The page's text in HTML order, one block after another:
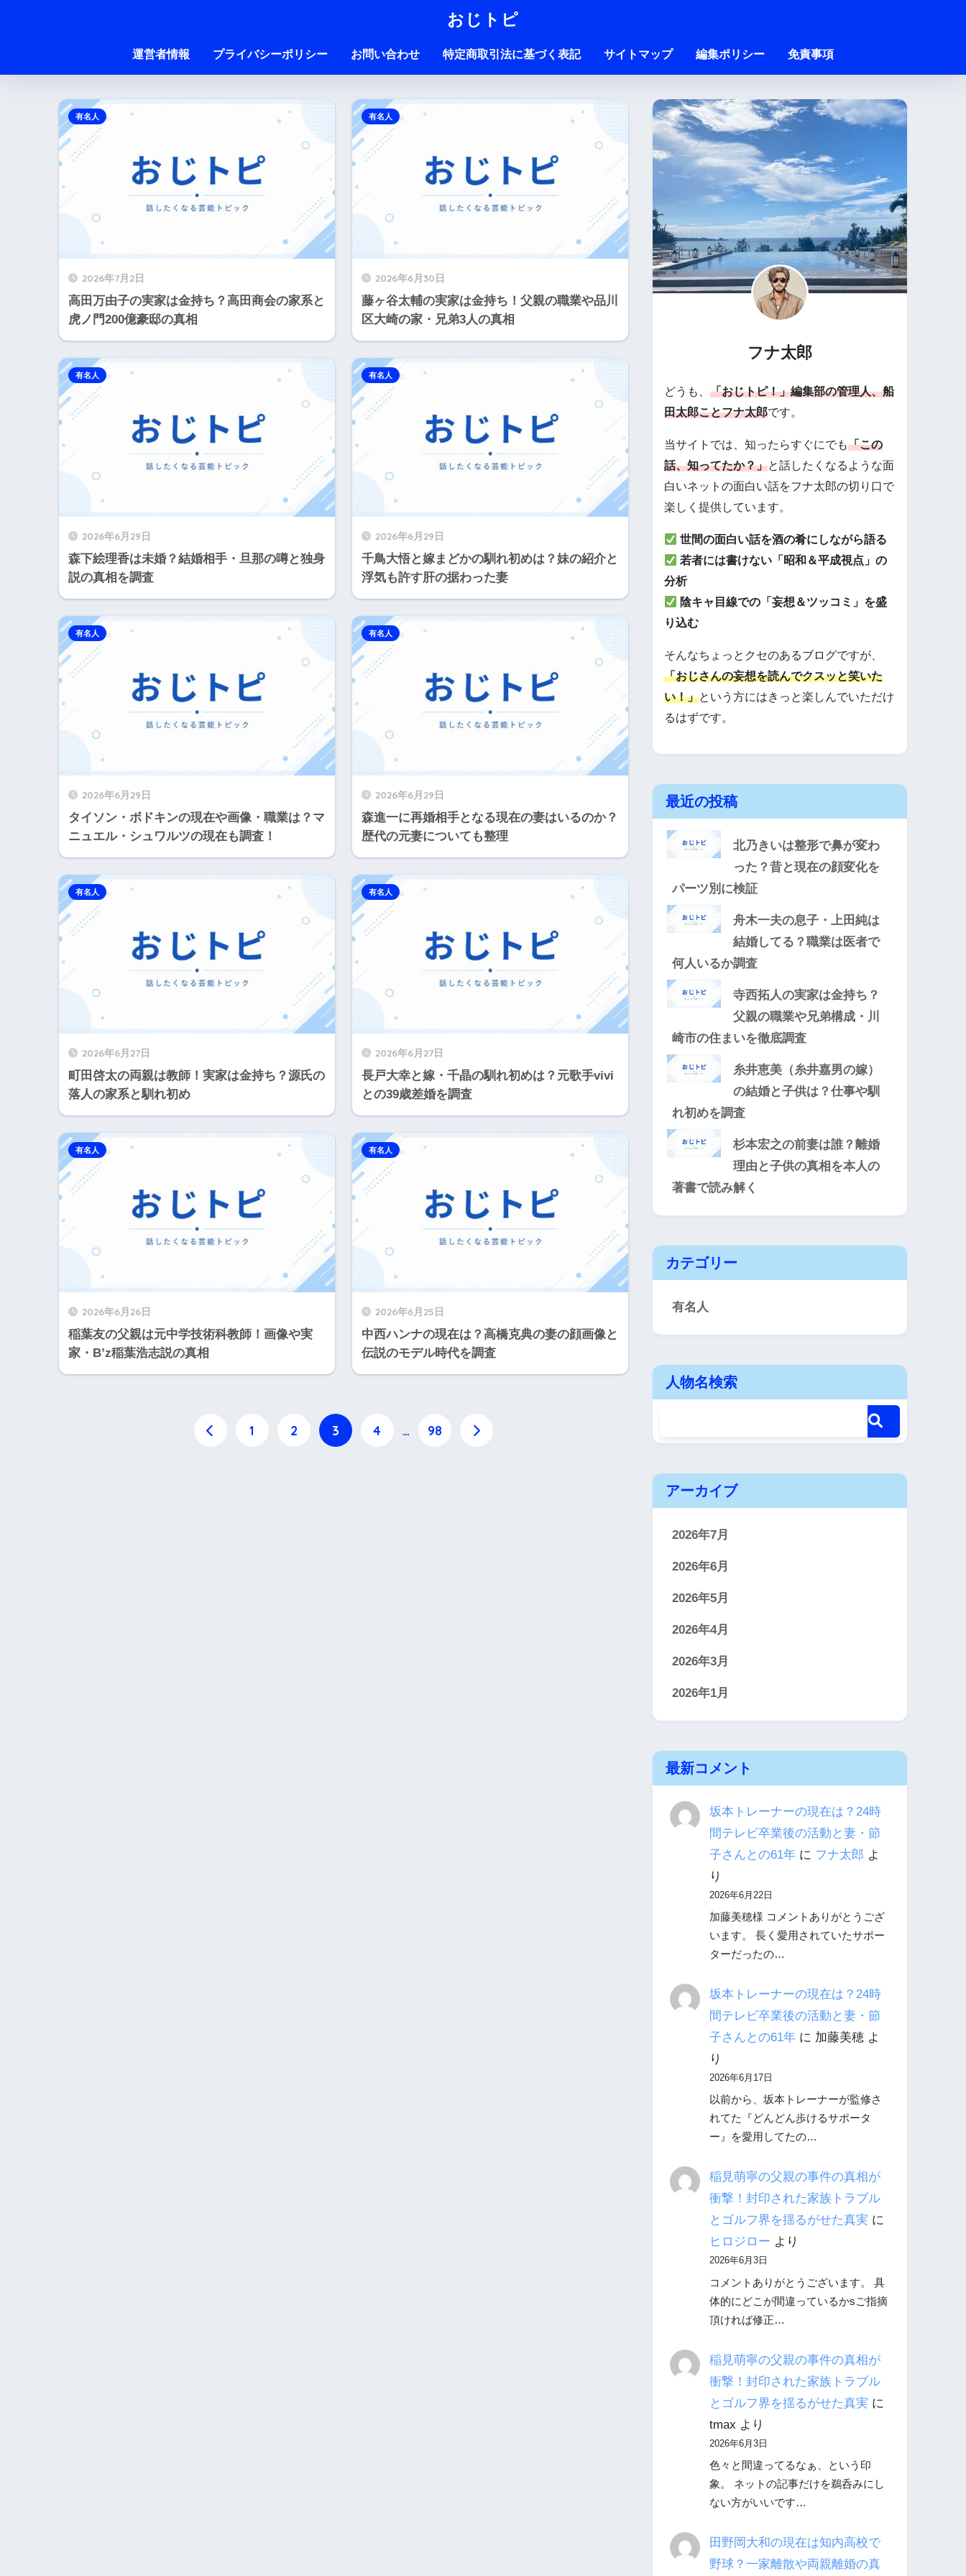
おじトピ
運営者情報 プライバシーポリシー お問い合わせ 特定商取引法に基づく表記 サイトマップ 編集ポリシー 免責事項
2026年7月2日
高田万由子の実家は金持ち？高田商会の家系と
虎ノ門200億豪邸の真相
有名人
2026年6月30日
藤ヶ谷太輔の実家は金持ち！父親の職業や品川
区大崎の家・兄弟3人の真相
有名人
2026年6月29日
森下絵理香は未婚？結婚相手・旦那の噂と独身
説の真相を調査
有名人
2026年6月29日
千鳥大悟と嫁まどかの馴れ初めは？妹の紹介と
浮気も許す肝の据わった妻
有名人
2026年6月29日
タイソン・ボドキンの現在や画像・職業は？マ
ニュエル・シュワルツの現在も調査！
有名人
2026年6月29日
森進一に再婚相手となる現在の妻はいるのか？
歴代の元妻についても整理
有名人
2026年6月27日
町田啓太の両親は教師！実家は金持ち？源氏の
落人の家系と馴れ初め
有名人
2026年6月27日
長戸大幸と嫁・千晶の馴れ初めは？元歌手vivi
との39歳差婚を調査
有名人
2026年6月26日
稲葉友の父親は元中学技術科教師！画像や実
家・B’z稲葉浩志説の真相
有名人
2026年6月25日
中西ハンナの現在は？高橋克典の妻の顔画像と
伝説のモデル時代を調査
有名人
1 2 3 4 … 98
フナ太郎
どうも、 「おじトピ！」編集部の管理人、船
田太郎ことフナ太郎です。
当サイトでは、知ったらすぐにでも「この
話、知ってたか？」と話したくなるような面
白いネットの面白い話をフナ太郎の切り口で
楽しく提供しています。
世間の面白い話を酒の肴にしながら語る
若者には書けない「昭和＆平成視点」の
分析
陰キャ目線での「妄想＆ツッコミ」を盛
り込む
そんなちょっとクセのあるブログですが、
「おじさんの妄想を読んでクスッと笑いた
い！」という方にはきっと楽しんでいただけ
るはずです。
最近の投稿
北乃きいは整形で鼻が変わ
った？昔と現在の顔変化を
パーツ別に検証
舟木一夫の息子・上田純は
結婚してる？職業は医者で
何人いるか調査
寺西拓人の実家は金持ち？
父親の職業や兄弟構成・川
崎市の住まいを徹底調査
糸井恵美（糸井嘉男の嫁）
の結婚と子供は？仕事や馴
れ初めを調査
杉本宏之の前妻は誰？離婚
理由と子供の真相を本人の
著書で読み解く
カテゴリー
有名人
人物名検索
アーカイブ
2026年7月
2026年6月
2026年5月
2026年4月
2026年3月
2026年1月
最新コメント
坂本トレーナーの現在は？24時
間テレビ卒業後の活動と妻・節
子さんとの61年に フナ太郎 よ
り
2026年6月22日
加藤美穂様 コメントありがとうござ
います。 長く愛用されていたサポー
ターだったの…
坂本トレーナーの現在は？24時
間テレビ卒業後の活動と妻・節
子さんとの61年に 加藤美穂よ
り
2026年6月17日
以前から、坂本トレーナーが監修さ
れてた『どんどん歩けるサポータ
ー』を愛用してたの…
稲見萌寧の父親の事件の真相が
衝撃！封印された家族トラブル
とゴルフ界を揺るがせた真実 に
ヒロジロー より
2026年6月3日
コメントありがとうございます。 具
体的にどこが間違っているかsご指摘
頂ければ修正…
稲見萌寧の父親の事件の真相が
衝撃！封印された家族トラブル
とゴルフ界を揺るがせた真実 に
tmax より
2026年6月3日
色々と間違ってるなぁ、という印
象。 ネットの記事だけを鵜呑みにし
ない方がいいです…
田野岡大和の現在は知内高校で
野球？一家離散や両親離婚の真